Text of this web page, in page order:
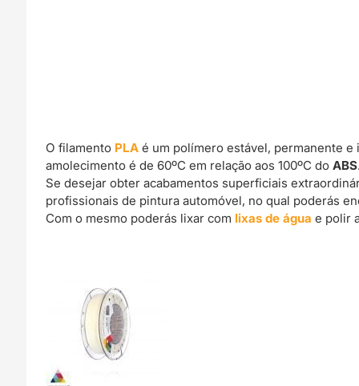
O filamento PLA é um polímero estável, permanente
amolecimento é de 60ºC em relação aos 100ºC doABS
Se desejar obter acabamentos superficiais
profissionais de pintura automóvel, no qual poderás
Com o mesmo poderás lixar com lixas de água e polir